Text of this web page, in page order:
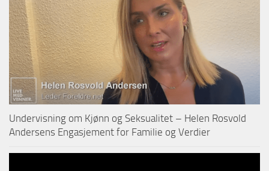
Undervisning om Kjønn og Seksualitet – Helen Rosvold
Andersens Engasjement for Familie og Verdier